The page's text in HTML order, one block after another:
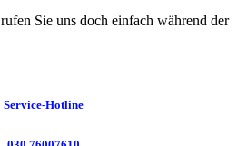
Sie uns doch einfach während der
Service-Hotline